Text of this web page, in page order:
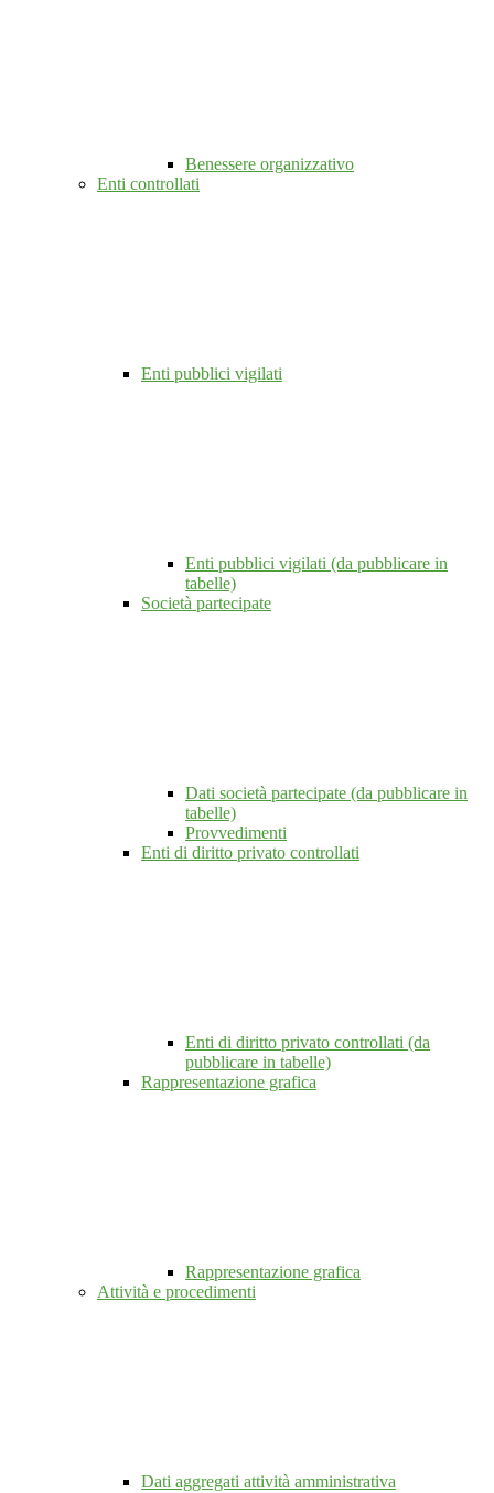
Benessere organizzativo
Enti controllati
Enti pubblici vigilati
Enti pubblici vigilati (da pubblicare in
tabelle)
Società partecipate
Dati società partecipate (da pubblicare in
tabelle)
Provvedimenti
Enti di diritto privato controllati
Enti di diritto privato controllati (da
pubblicare in tabelle)
Rappresentazione grafica
Rappresentazione grafica
Attività e procedimenti
Dati aggregati attività amministrativa